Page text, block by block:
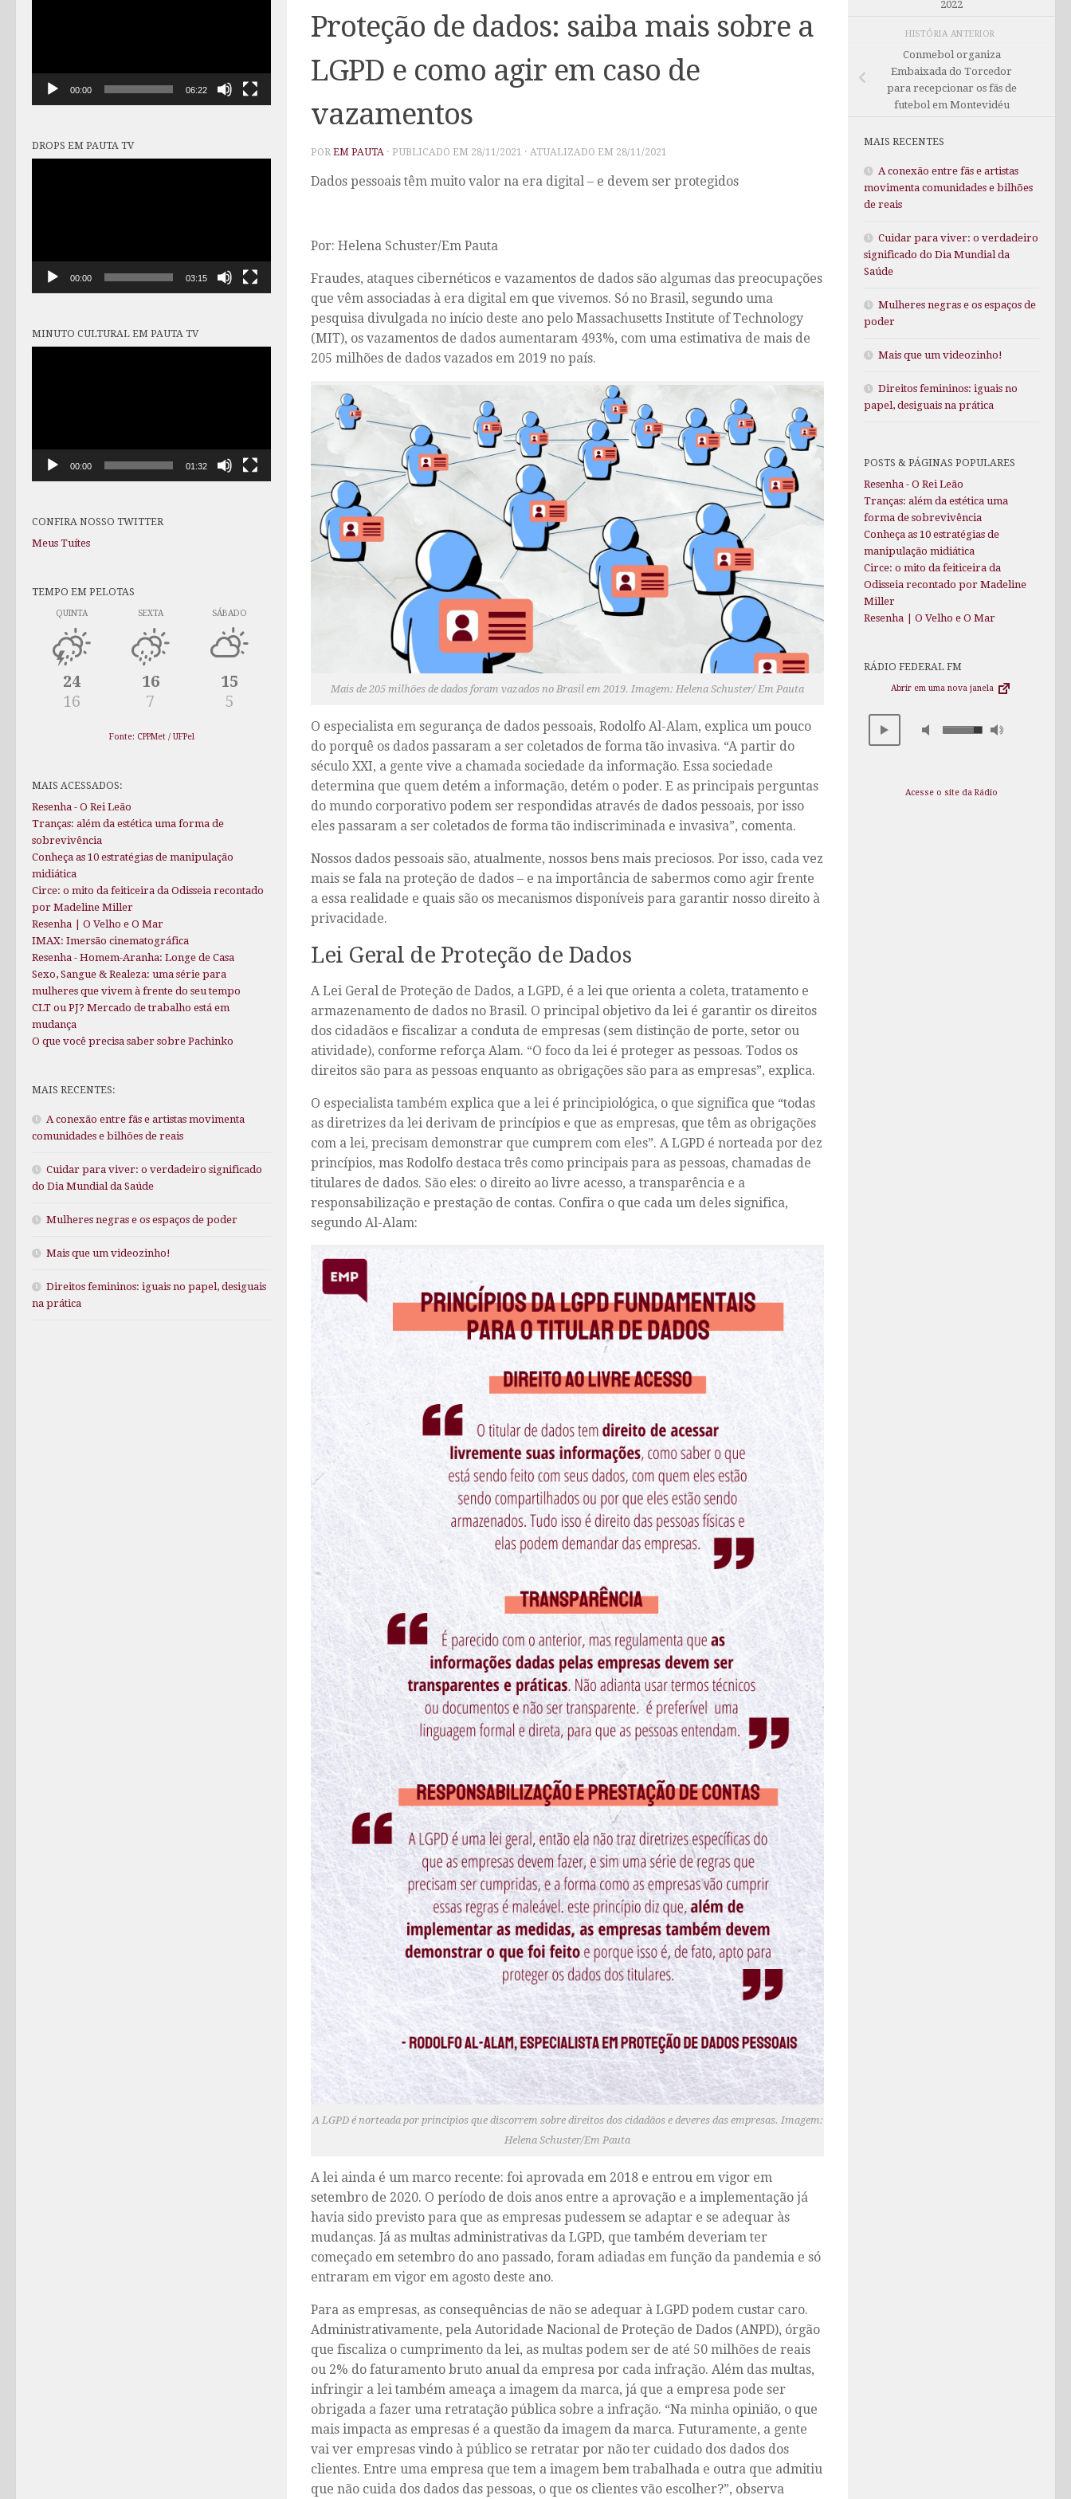
Proteção de dados: saiba mais sobre a
LGPD e como agir em caso de
vazamentos
POR EM PAUTA · PUBLICADO EM 28/11/2021 · ATUALIZADO EM 28/11/2021
Dados pessoais têm muito valor na era digital – e devem ser protegidos
Por: Helena Schuster/Em Pauta
Fraudes, ataques cibernéticos e vazamentos de dados são algumas das preocupações
que vêm associadas à era digital em que vivemos. Só no Brasil, segundo uma
pesquisa divulgada no início deste ano pelo Massachusetts Institute of Technology
(MIT), os vazamentos de dados aumentaram 493%, com uma estimativa de mais de
205 milhões de dados vazados em 2019 no país.
Mais de 205 milhões de dados foram vazados no Brasil em 2019. Imagem: Helena Schuster/ Em Pauta
O especialista em segurança de dados pessoais, Rodolfo Al-Alam, explica um pouco
do porquê os dados passaram a ser coletados de forma tão invasiva. “A partir do
século XXI, a gente vive a chamada sociedade da informação. Essa sociedade
determina que quem detém a informação, detém o poder. E as principais perguntas
do mundo corporativo podem ser respondidas através de dados pessoais, por isso
eles passaram a ser coletados de forma tão indiscriminada e invasiva”, comenta.
Nossos dados pessoais são, atualmente, nossos bens mais preciosos. Por isso, cada vez
mais se fala na proteção de dados – e na importância de sabermos como agir frente
a essa realidade e quais são os mecanismos disponíveis para garantir nosso direito à
privacidade.
Lei Geral de Proteção de Dados
A Lei Geral de Proteção de Dados, a LGPD, é a lei que orienta a coleta, tratamento e
armazenamento de dados no Brasil. O principal objetivo da lei é garantir os direitos
dos cidadãos e fiscalizar a conduta de empresas (sem distinção de porte, setor ou
atividade), conforme reforça Alam. “O foco da lei é proteger as pessoas. Todos os
direitos são para as pessoas enquanto as obrigações são para as empresas”, explica.
O especialista também explica que a lei é principiológica, o que significa que “todas
as diretrizes da lei derivam de princípios e que as empresas, que têm as obrigações
com a lei, precisam demonstrar que cumprem com eles”. A LGPD é norteada por dez
princípios, mas Rodolfo destaca três como principais para as pessoas, chamadas de
titulares de dados. São eles: o direito ao livre acesso, a transparência e a
responsabilização e prestação de contas. Confira o que cada um deles significa,
segundo Al-Alam:
A LGPD é norteada por princípios que discorrem sobre direitos dos cidadãos e deveres das empresas. Imagem:
Helena Schuster/Em Pauta
A lei ainda é um marco recente: foi aprovada em 2018 e entrou em vigor em
setembro de 2020. O período de dois anos entre a aprovação e a implementação já
havia sido previsto para que as empresas pudessem se adaptar e se adequar às
mudanças. Já as multas administrativas da LGPD, que também deveriam ter
começado em setembro do ano passado, foram adiadas em função da pandemia e só
entraram em vigor em agosto deste ano.
Para as empresas, as consequências de não se adequar à LGPD podem custar caro.
Administrativamente, pela Autoridade Nacional de Proteção de Dados (ANPD), órgão
que fiscaliza o cumprimento da lei, as multas podem ser de até 50 milhões de reais
ou 2% do faturamento bruto anual da empresa por cada infração. Além das multas,
infringir a lei também ameaça a imagem da marca, já que a empresa pode ser
obrigada a fazer uma retratação pública sobre a infração. “Na minha opinião, o que
mais impacta as empresas é a questão da imagem da marca. Futuramente, a gente
vai ver empresas vindo à público se retratar por não ter cuidado dos dados dos
clientes. Entre uma empresa que tem a imagem bem trabalhada e outra que admitiu
que não cuida dos dados das pessoas, o que os clientes vão escolher?”, observa
00:00 06:22
DROPS EM PAUTA TV
00:00 03:15
MINUTO CULTURAL EM PAUTA TV
00:00 01:32
CONFIRA NOSSO TWITTER
Meus Tuítes
TEMPO EM PELOTAS
QUINTA
24
16
SEXTA
16
7
SÁBADO
15
5
Fonte: CPPMet / UFPel
MAIS ACESSADOS:
Resenha - O Rei Leão
Tranças: além da estética uma forma de
sobrevivência
Conheça as 10 estratégias de manipulação
midiática
Circe: o mito da feiticeira da Odisseia recontado
por Madeline Miller
Resenha | O Velho e O Mar
IMAX: Imersão cinematográfica
Resenha - Homem-Aranha: Longe de Casa
Sexo, Sangue & Realeza: uma série para
mulheres que vivem à frente do seu tempo
CLT ou PJ? Mercado de trabalho está em
mudança
O que você precisa saber sobre Pachinko
MAIS RECENTES:
A conexão entre fãs e artistas movimenta
comunidades e bilhões de reais
Cuidar para viver: o verdadeiro significado
do Dia Mundial da Saúde
Mulheres negras e os espaços de poder
Mais que um videozinho!
Direitos femininos: iguais no papel, desiguais
na prática
2022
HISTÓRIA ANTERIOR
Conmebol organiza
Embaixada do Torcedor
para recepcionar os fãs de
futebol em Montevidéu
MAIS RECENTES
A conexão entre fãs e artistas
movimenta comunidades e bilhões
de reais
Cuidar para viver: o verdadeiro
significado do Dia Mundial da
Saúde
Mulheres negras e os espaços de
poder
Mais que um videozinho!
Direitos femininos: iguais no
papel, desiguais na prática
POSTS & PÁGINAS POPULARES
Resenha - O Rei Leão
Tranças: além da estética uma
forma de sobrevivência
Conheça as 10 estratégias de
manipulação midiática
Circe: o mito da feiticeira da
Odisseia recontado por Madeline
Miller
Resenha | O Velho e O Mar
RÁDIO FEDERAL FM
Abrir em uma nova janela
Acesse o site da Rádio